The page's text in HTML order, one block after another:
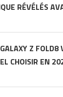
RÉVÉLÉS
Z FOLD8
CHOISIR EN